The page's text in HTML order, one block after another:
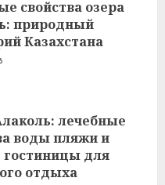
свойства озера
природный
Казахстана
лечебные
воды пляжи и
для
отдыха